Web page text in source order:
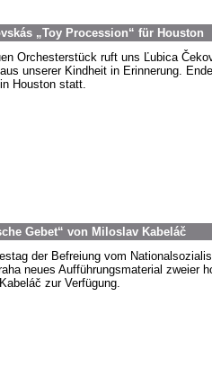
„Toy Procession“ für Houston
Orchesterstück ruft uns Ľubica
unserer Kindheit in Erinnerung.
Houston statt.
Gebet“ von Miloslav Kabeláč
der Befreiung vom
neues Aufführungsmaterial zweier
zur Verfügung.